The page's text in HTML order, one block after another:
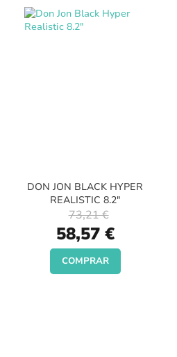
DON JON BLACK HYPER
REALISTIC 8.2"
Special
Price
58,57 €
73,21 €
COMPRAR